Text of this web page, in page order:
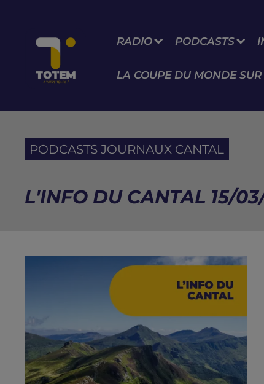
RADIO PODCASTS
LA COUPE DU MONDE SUR
PODCASTS JOURNAUX CANTAL
L'INFO DU CANTAL 15/